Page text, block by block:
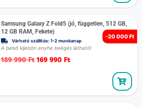
-20 000 Ft
Samsung Galaxy Z Fold5 (jó, független, 512 GB,
12 GB RAM, Fekete)
Várható szállítás: 1-2 munkanap
A belső kijelzön enyhe beégés látható!
189 990Ft 169 990 Ft